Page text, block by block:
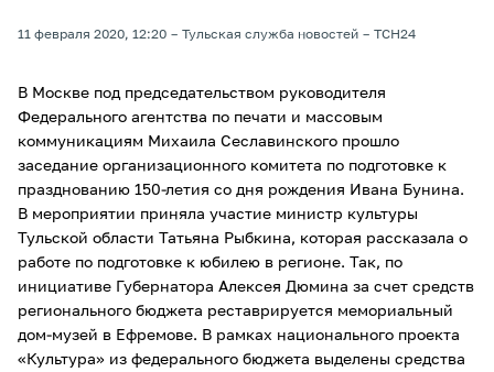
11 февраля 2020, 12:20 Тульская служба новостей ТСН24
В Москве под председательством руководителя
Федерального агентства по печати и массовым
коммуникациям Михаила Сеславинского прошло
заседание организационного комитета по подготовке к
празднованию 150-летия со дня рождения Ивана Бунина.
В мероприятии приняла участие министр культуры
Тульской области Татьяна Рыбкина, которая рассказала о
работе по подготовке к юбилею в регионе. Так, по
инициативе Губернатора Алексея Дюмина за счет средств
регионального бюджета реставрируется мемориальный
дом-музей в Ефремове. В рамках национального проекта
«Культура» из федерального бюджета выделены средства